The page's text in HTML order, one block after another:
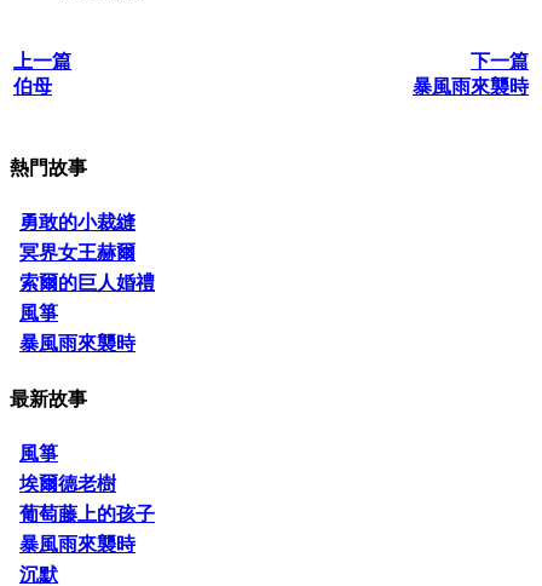
上一篇
伯母
下一篇
暴風雨來襲時
熱門故事
勇敢的小裁縫
冥界女王赫爾
索爾的巨人婚禮
風箏
暴風雨來襲時
最新故事
風箏
埃爾德老樹
葡萄藤上的孩子
暴風雨來襲時
沉默